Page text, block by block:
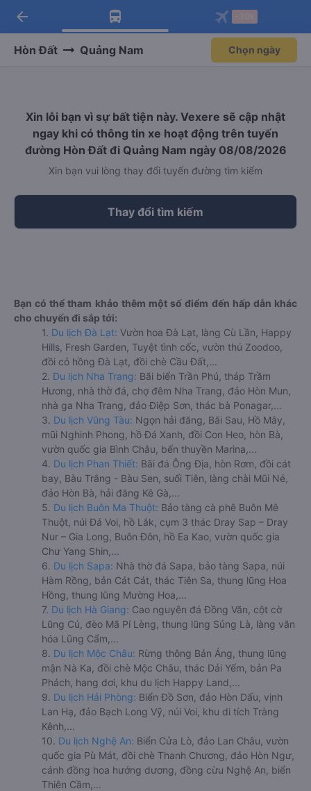
Tải app Vexere ngay!
Nhận ưu đãi thành viên độc
Mở app
Tải app Vexere
-30k/ghế khi đặt vé máy bay qua
Mở app
arrow_back
Hòn Đất Quảng Nam Chọn ngày
Xin lỗi bạn vì sự bất tiện này. Vexere sẽ cập nhật
ngay khi có thông tin xe hoạt động trên tuyến
đường Hòn Đất đi Quảng Nam ngày 08/08/2026
Xin bạn vui lòng thay đổi tuyến đường tìm kiếm
Thay đổi tìm kiếm
Bạn có thể tham khảo thêm một số điểm đến hấp dẫn khác
cho chuyến đi sắp tới:
1. Du lịch Đà Lạt: Vườn hoa Đà Lạt, làng Cù Lần, Happy
Hills, Fresh Garden, Tuyệt tình cốc, vườn thú Zoodoo,
đồi cỏ hồng Đà Lạt, đồi chè Cầu Đất,...
2. Du lịch Nha Trang: Bãi biển Trần Phú, tháp Trầm
Hương, nhà thờ đá, chợ đêm Nha Trang, đảo Hòn Mun,
nhà ga Nha Trang, đảo Điệp Sơn, thác bà Ponagar,...
3. Du lịch Vũng Tàu: Ngọn hải đăng, Bãi Sau, Hồ Mây,
mũi Nghinh Phong, hồ Đá Xanh, đồi Con Heo, hòn Bà,
vườn quốc gia Bình Châu, bến thuyền Marina,...
4. Du lịch Phan Thiết: Bãi đá Ông Địa, hòn Rơm, đồi cát
bay, Bàu Trắng - Bàu Sen, suối Tiên, làng chài Mũi Né,
đảo Hòn Bà, hải đăng Kê Gà,...
5. Du lịch Buôn Ma Thuột: Bảo tàng cà phê Buôn Mê
Thuột, núi Đá Voi, hồ Lắk, cụm 3 thác Dray Sap – Dray
Nur – Gia Long, Buôn Đôn, hồ Ea Kao, vườn quốc gia
Chư Yang Shin,...
6. Du lịch Sapa: Nhà thờ đá Sapa, bảo tàng Sapa, núi
Hàm Rồng, bản Cát Cát, thác Tiên Sa, thung lũng Hoa
Hồng, thung lũng Mường Hoa,...
7. Du lịch Hà Giang: Cao nguyên đá Đồng Văn, cột cờ
Lũng Cú, đèo Mã Pí Lèng, thung lũng Sủng Là, làng văn
hóa Lũng Cẩm,...
8. Du lịch Mộc Châu: Rừng thông Bản Áng, thung lũng
mận Nà Ka, đồi chè Mộc Châu, thác Dải Yếm, bản Pa
Phách, hang dơi, khu du lịch Happy Land,...
9. Du lịch Hải Phòng: Biển Đồ Sơn, đảo Hòn Dấu, vịnh
Lan Hạ, đảo Bạch Long Vỹ, núi Voi, khu di tích Tràng
Kênh,...
10. Du lịch Nghệ An: Biển Cửa Lò, đảo Lan Châu, vườn
quốc gia Pù Mát, đồi chè Thanh Chương, đảo Hòn Ngư,
cánh đồng hoa hướng dương, đồng cừu Nghệ An, biển
Thiên Cầm,...